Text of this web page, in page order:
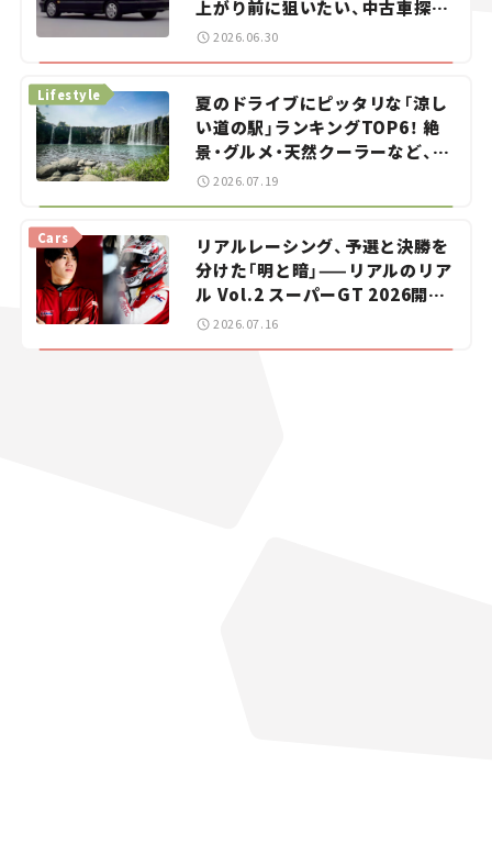
上がり前に狙いたい、中古車探し
をお手伝い――ちょっとイケてるマ
2026.06.30
夏のドライブにピッタリな「涼し
い道の駅」ランキングTOP6！ 絶
景・グルメ・天然クーラーなど、避
暑におすすめのスポットを紹介
Lifestyle
2026.07.19
リアルレーシング、予選と決勝を
分けた「明と暗」——リアルのリア
ル Vol.2 スーパーGT 2026開幕
戦 岡山国際サーキット
Cars
2026.07.16